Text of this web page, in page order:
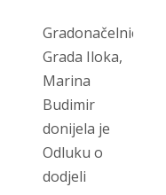
Gradonačelnica
Grada Iloka,
Marina
Budimir
donijela je
Odluku o
dodjeli